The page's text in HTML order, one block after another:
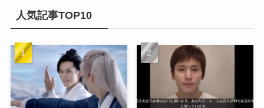
(25)
(23)
ブ
人気記事TOP10